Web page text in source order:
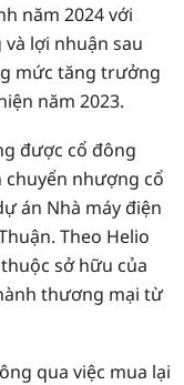
năm 2024 với
lợi nhuận sau
mức tăng trưởng
năm 2023.
được cổ đông
chuyển nhượng cổ
án Nhà máy điện
Theo Helio
sở hữu của
thương mại từ
qua việc mua lại